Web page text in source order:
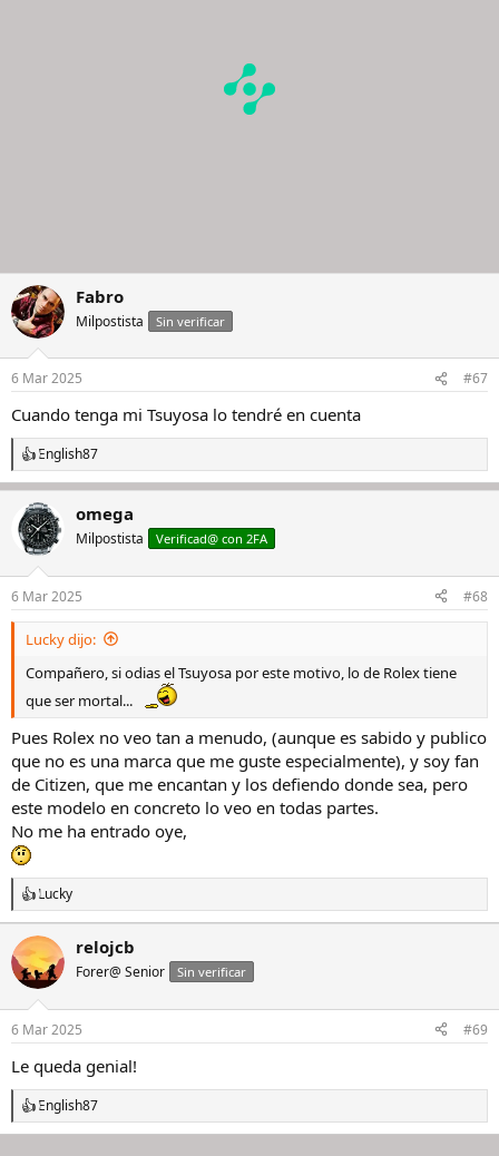
Fabro
Milpostista Sin verificar
6 Mar 2025 #67
Cuando tenga mi Tsuyosa lo tendré en cuenta
R
e
c
c
e
s
English87
omega
Milpostista Verificad@ con 2FA
6 Mar 2025 #68
Lucky dijo:
Compañero, si odias el Tsuyosa por este motivo, lo de Rolex tiene
que ser mortal...
Pues Rolex no veo tan a menudo, (aunque es sabido y publico
que no es una marca que me guste especialmente), y soy fan
de Citizen, que me encantan y los defiendo donde sea, pero
este modelo en concreto lo veo en todas partes.
No me ha entrado oye,
R
e
a
c
c
o
n
e
s
Lucky
relojcb
Forer@ Senior Sin verificar
6 Mar 2025 #69
Le queda genial!
R
e
English87